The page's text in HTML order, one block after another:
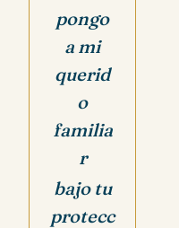
pongo
a mi
querid
o
familia
r
bajo tu
protecc